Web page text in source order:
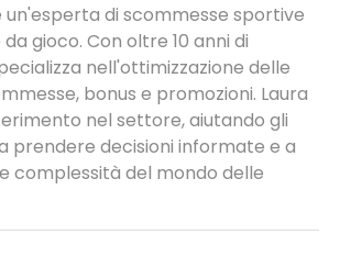
un'esperta di scommesse sportive
gioco. Con oltre 10 anni di
nell'ottimizzazione delle
bonus e promozioni. Laura
nel settore, aiutando gli
prendere decisioni informate e a
complessità del mondo delle